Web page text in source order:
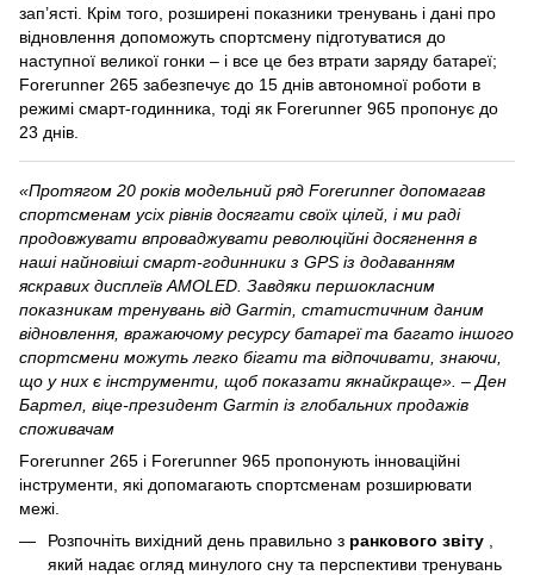
зап’ясті. Крім того, розширені показники тренувань і дані про
відновлення допоможуть спортсмену підготуватися до
наступної великої гонки – і все це без втрати заряду батареї;
Forerunner 265 забезпечує до 15 днів автономної роботи в
режимі смарт-годинника, тоді як Forerunner 965 пропонує до
23 днів.
«Протягом 20 років модельний ряд Forerunner допомагав
спортсменам усіх рівнів досягати своїх цілей, і ми раді
продовжувати впроваджувати революційні досягнення в
наші найновіші смарт-годинники з GPS із додаванням
яскравих дисплеїв AMOLED. Завдяки першокласним
показникам тренувань від Garmin, статистичним даним
відновлення, вражаючому ресурсу батареї та багато іншого
спортсмени можуть легко бігати та відпочивати, знаючи,
що у них є інструменти, щоб показати якнайкраще». – Ден
Бартел, віце-президент Garmin із глобальних продажів
споживачам
Forerunner 265 і Forerunner 965 пропонують інноваційні
інструменти, які допомагають спортсменам розширювати
межі.
Розпочніть вихідний день правильно з ранкового звіту
який надає огляд минулого сну та перспективи тренувань